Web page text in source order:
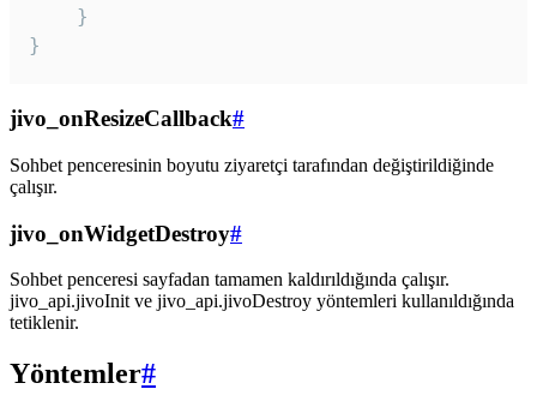
    }
}
jivo_onResizeCallback#
Sohbet penceresinin boyutu ziyaretçi tarafından değiştirildiğinde
çalışır.
jivo_onWidgetDestroy#
Sohbet penceresi sayfadan tamamen kaldırıldığında çalışır.
jivo_api.jivoInit ve jivo_api.jivoDestroy yöntemleri kullanıldığında
tetiklenir.
Yöntemler#